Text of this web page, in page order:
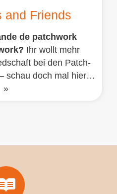
and Friends
de patchwork
Ihr wollt mehr
bei den Patch-
schau doch mal hier…
»